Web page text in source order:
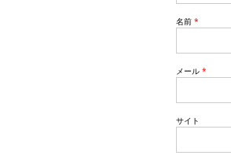
名前 *
メール *
サイト